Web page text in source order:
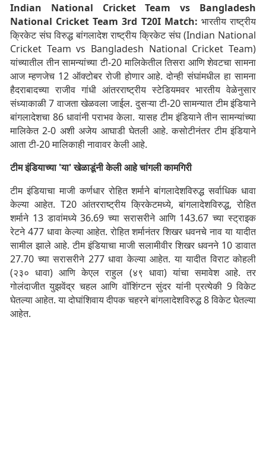
Indian National Cricket Team vs Bangladesh
National Cricket Team 3rd T20I Match: भारतीय राष्ट्रीय
क्रिकेट संघ विरुद्ध बांगलादेश राष्ट्रीय क्रिकेट संघ (Indian National
Cricket Team vs Bangladesh National Cricket Team)
यांच्यातील तीन सामन्यांच्या टी-20 मालिकेतील तिसरा आणि शेवटचा सामना
आज म्हणजेच 12 ऑक्टोबर रोजी होणार आहे. दोन्ही संघांमधील हा सामना
हैदराबादच्या राजीव गांधी आंतरराष्ट्रीय स्टेडियमवर भारतीय वेळेनुसार
संध्याकाळी 7 वाजता खेळवला जाईल. दुसऱ्या टी-20 सामन्यात टीम इंडियाने
बांगलादेशचा 86 धावांनी पराभव केला. यासह टीम इंडियाने तीन सामन्यांच्या
मालिकेत 2-0 अशी अजेय आघाडी घेतली आहे. कसोटीनंतर टीम इंडियाने
आता टी-20 मालिकाही नावावर केली आहे.
टीम इंडियाच्या 'या' खेळाडूंनी केली आहे चांगली कामगिरी
टीम इंडियाचा माजी कर्णधार रोहित शर्माने बांगलादेशविरुद्ध सर्वाधिक धावा
केल्या आहेत. T20 आंतरराष्ट्रीय क्रिकेटमध्ये, बांगलादेशविरुद्ध, रोहित
शर्माने 13 डावांमध्ये 36.69 च्या सरासरीने आणि 143.67 च्या स्ट्राइक
रेटने 477 धावा केल्या आहेत. रोहित शर्मानंतर शिखर धवनचे नाव या यादीत
सामील झाले आहे. टीम इंडियाचा माजी सलामीवीर शिखर धवनने 10 डावात
27.70 च्या सरासरीने 277 धावा केल्या आहेत. या यादीत विराट कोहली
(२३० धावा) आणि केएल राहुल (४९ धावा) यांचा समावेश आहे. तर
गोलंदाजीत युझवेंद्र चहल आणि वॉशिंग्टन सुंदर यांनी प्रत्येकी 9 विकेट
घेतल्या आहेत. या दोघांशिवाय दीपक चहरने बांगलादेशविरुद्ध 8 विकेट घेतल्या
आहेत.